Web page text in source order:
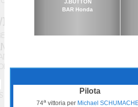
J.BUTTON
BAR Honda
Pilota
74a vittoria per Michael